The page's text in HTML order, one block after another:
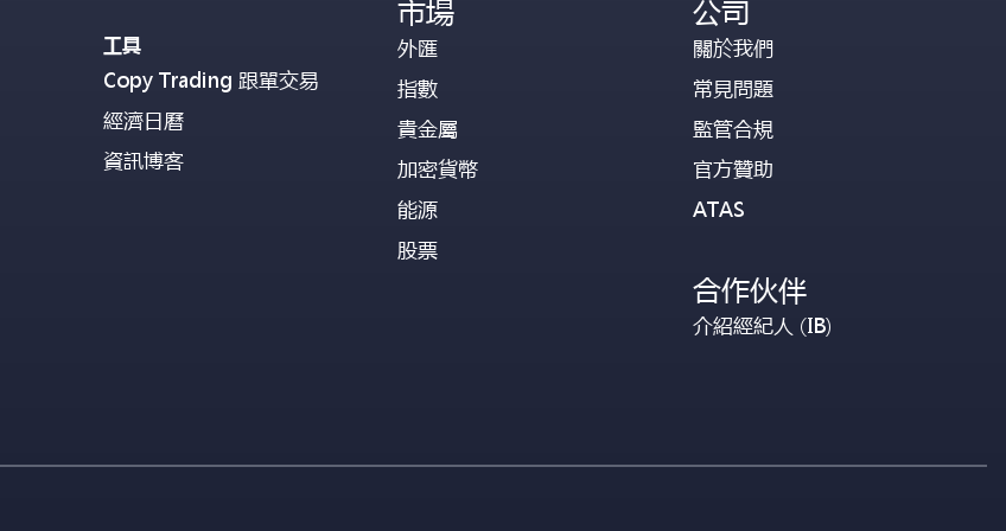
工具
Copy Trading 跟單交易
經濟日曆
資訊博客
市場
外匯
指數
貴金屬
加密貨幣
能源
股票
公司
關於我們
常見問題
監管合規
官方贊助
ATAS
合作伙伴
介紹經紀人 (IB)